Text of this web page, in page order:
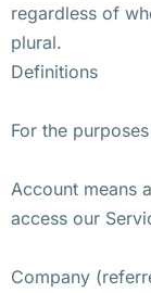
regardless of
plural.
Definitions
For the
Account means
access our
Company